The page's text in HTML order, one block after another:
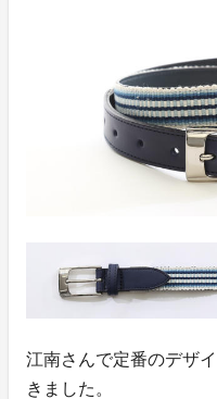
江南さんで定番のデザ
きました。